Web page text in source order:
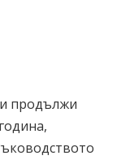
продължи